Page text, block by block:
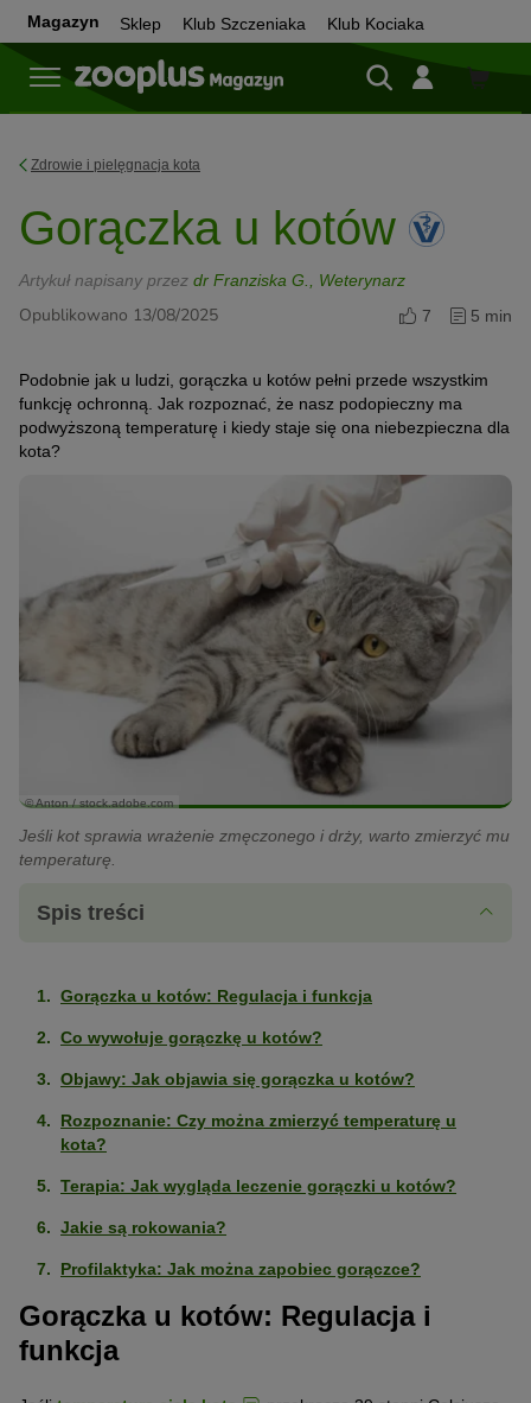
Magazyn Sklep Klub Szczeniaka Klub Kociaka
Sklep
Zdrowie i pielęgnacja kota
Gorączka u kotów
Artykuł napisany przez dr Franziska G., Weterynarz
Opublikowano 13/08/2025 7 5 min
Podobnie jak u ludzi, gorączka u kotów pełni przede wszystkim
funkcję ochronną. Jak rozpoznać, że nasz podopieczny ma
podwyższoną temperaturę i kiedy staje się ona niebezpieczna dla
kota?
© Anton / stock.adobe.com
Jeśli kot sprawia wrażenie zmęczonego i drży, warto zmierzyć mu
temperaturę.
Spis treści
Gorączka u kotów: Regulacja i funkcja
Co wywołuje gorączkę u kotów?
Objawy: Jak objawia się gorączka u kotów?
Rozpoznanie: Czy można zmierzyć temperaturę u
kota?
Terapia: Jak wygląda leczenie gorączki u kotów?
Jakie są rokowania?
Profilaktyka: Jak można zapobiec gorączce?
Gorączka u kotów: Regulacja i
funkcja